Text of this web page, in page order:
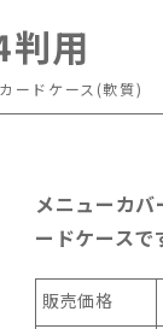
用
ードケース(軟質)
メニューカ
ードケースで
販売価格